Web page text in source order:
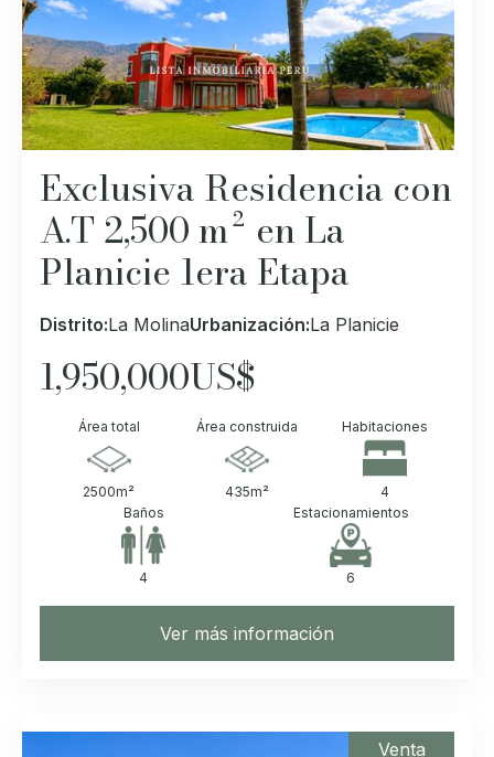
Exclusiva Residencia con
A.T 2,500 m² en La
Planicie 1era Etapa
Distrito:La MolinaUrbanización:La Planicie
1,950,000US$
Área total
2500m²
Área construida
435m²
Habitaciones
4
Baños
4
Estacionamientos
6
Ver más información
Venta